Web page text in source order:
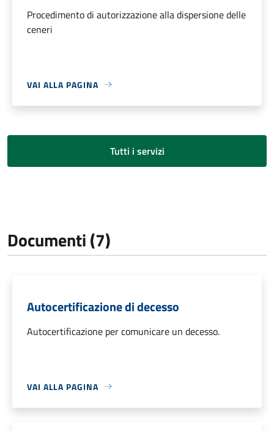
Procedimento di autorizzazione alla dispersione delle
ceneri
VAI ALLA PAGINA
Tutti i servizi
Documenti (7)
Autocertificazione di decesso
Autocertificazione per comunicare un decesso.
VAI ALLA PAGINA